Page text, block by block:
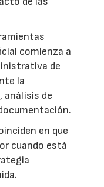
comienza a
de
la
análisis de
en que
cuando está